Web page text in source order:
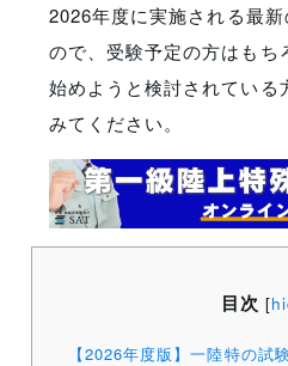
2026年度に実施される最
ので、受験予定の方はもち
始めようと検討されている
みてください。
目次 [
【2026年度版】一陸特の試